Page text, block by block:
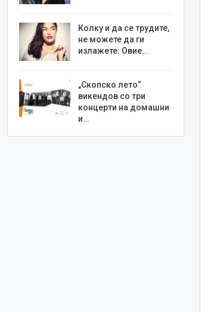
Колку и да се трудите,
не можете да ги
излажете: Овие…
„Скопско лето“
викендов со три
концерти на домашни
и…